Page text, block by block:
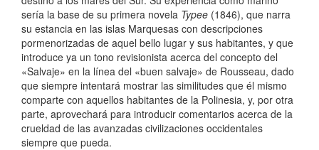
sería la base de su primera novela Typee (1846), que narra
su estancia en las islas Marquesas con descripciones
pormenorizadas de aquel bello lugar y sus habitantes, y que
introduce ya un tono revisionista acerca del concepto del
«Salvaje» en la línea del «buen salvaje» de Rousseau, dado
que siempre intentará mostrar las similitudes que él mismo
comparte con aquellos habitantes de la Polinesia, y, por otra
parte, aprovechará para introducir comentarios acerca de la
crueldad de las avanzadas civilizaciones occidentales
siempre que pueda.